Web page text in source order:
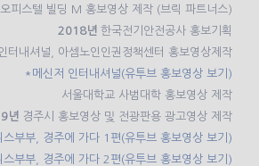
오피스텔 빌딩 M 홍보영상 제작 (브릭 파트너스)
2018년 한국전기안전공사 홍보기획
터내셔널, 아셈노인인권정책센터 홍보영상제작
*메신저 인터내셔널(유투브 홍보영상 보기)
서울대학교 사범대학 홍보영상 제작
년 경주시 홍보영상 및 전광판용 광고영상 제작
스부부, 경주에 가다 1편(유투브 홍보영상 보기)
스부부, 경주에 가다 2편(유투브 홍보영상 보기)